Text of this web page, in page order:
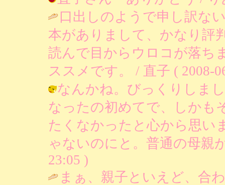
口出しのようで申し訳な
本がありまして、かなり評
読んで目からウロコが落ち
ススメです。 / 直子 ( 2008-
なんかね。びっくりしま
なったの初めてで、しかも
たくなかったと心から思い
ゃないのにと。普通の母親
23:05 )
まぁ、親子といえど、合